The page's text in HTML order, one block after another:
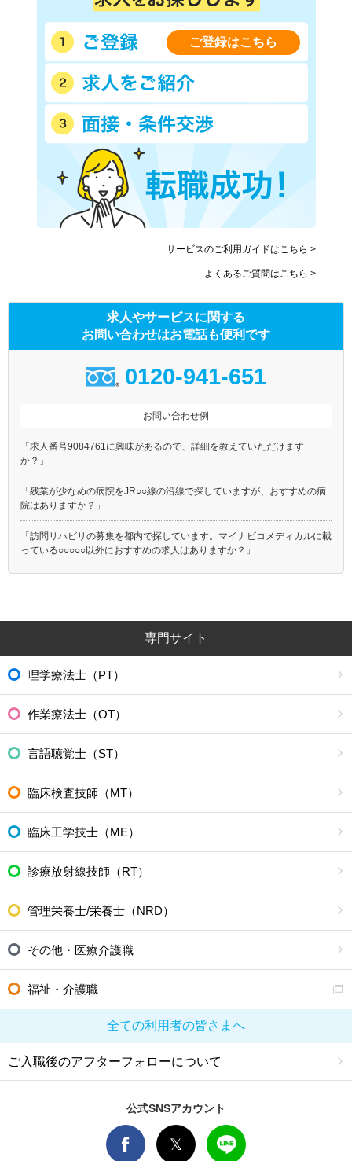
ご登録はこちら
サービスのご利用ガイドはこちら >
よくあるご質問はこちら >
求人やサービスに関する
お問い合わせはお電話も便利です
0120-941-651
お問い合わせ例
「求人番号9084761に興味があるので、詳細を教えていただけます
か？」
「残業が少なめの病院をJR○○線の沿線で探していますが、おすすめの病
院はありますか？」
「訪問リハビリの募集を都内で探しています。マイナビコメディカルに載
っている○○○○○以外におすすめの求人はありますか？」
専門サイト
理学療法士（PT）
作業療法士（OT）
言語聴覚士（ST）
臨床検査技師（MT）
臨床工学技士（ME）
診療放射線技師（RT）
管理栄養士/栄養士（NRD）
その他・医療介護職
福祉・介護職
全ての利用者の皆さまへ
ご入職後のアフターフォローについて
公式SNSアカウント